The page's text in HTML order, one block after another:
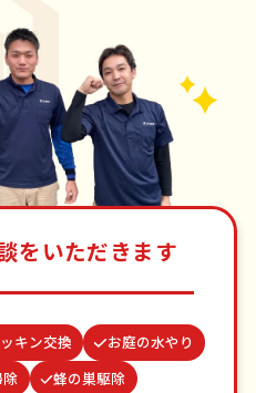
をいただきます
キン交換
お庭の水やり
蜂の巣駆除